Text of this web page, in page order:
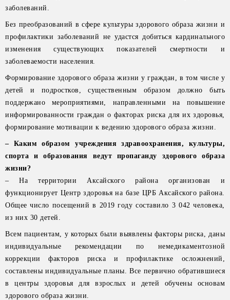
заболеваний.
Без преобразований в сфере культуры здорового образа жизни и
профилактики заболеваний не удастся добиться кардинального
изменения существующих показателей смертности и
заболеваемости населения.
Формирование здорового образа жизни у граждан, в том числе у
детей и подростков, существенным образом должно быть
поддержано мероприятиями, направленными на повышение
информированности граждан о факторах риска для их здоровья,
формирование мотивации к ведению здорового образа жизни.
– Каким образом учреждения здравоохранения, культуры,
спорта и образования ведут пропаганду здорового образа
жизни?
– На территории Аксайского района организован и
функционирует Центр здоровья на базе ЦРБ Аксайского района.
Общее число посещений в 2019 году составило 3 042 человека,
из них 30 детей.
Всем пациентам, у которых были выявлены факторы риска, даны
индивидуальные рекомендации по немедикаментозной
коррекции факторов риска и профилактике осложнений,
составлены индивидуальные планы. Все первично обратившиеся
в центры здоровья для взрослых и детей обучены основам
здорового образа жизни.